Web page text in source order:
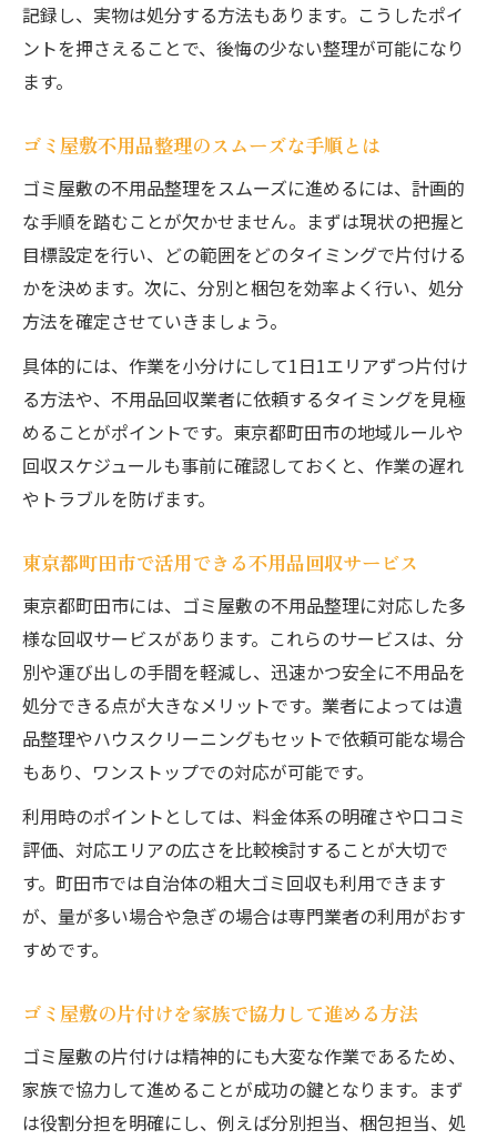
記録し、実物は処分する方法もあります。こうしたポイ
ントを押さえることで、後悔の少ない整理が可能になり
ます。
ゴミ屋敷不用品整理のスムーズな手順とは
ゴミ屋敷の不用品整理をスムーズに進めるには、計画的
な手順を踏むことが欠かせません。まずは現状の把握と
目標設定を行い、どの範囲をどのタイミングで片付ける
かを決めます。次に、分別と梱包を効率よく行い、処分
方法を確定させていきましょう。
具体的には、作業を小分けにして1日1エリアずつ片付け
る方法や、不用品回収業者に依頼するタイミングを見極
めることがポイントです。東京都町田市の地域ルールや
回収スケジュールも事前に確認しておくと、作業の遅れ
やトラブルを防げます。
東京都町田市で活用できる不用品回収サービス
東京都町田市には、ゴミ屋敷の不用品整理に対応した多
様な回収サービスがあります。これらのサービスは、分
別や運び出しの手間を軽減し、迅速かつ安全に不用品を
処分できる点が大きなメリットです。業者によっては遺
品整理やハウスクリーニングもセットで依頼可能な場合
もあり、ワンストップでの対応が可能です。
利用時のポイントとしては、料金体系の明確さや口コミ
評価、対応エリアの広さを比較検討することが大切で
す。町田市では自治体の粗大ゴミ回収も利用できます
が、量が多い場合や急ぎの場合は専門業者の利用がおす
すめです。
ゴミ屋敷の片付けを家族で協力して進める方法
ゴミ屋敷の片付けは精神的にも大変な作業であるため、
家族で協力して進めることが成功の鍵となります。まず
は役割分担を明確にし、例えば分別担当、梱包担当、処